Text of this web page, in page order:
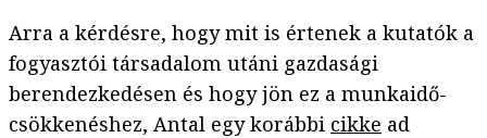
Arra a kérdésre, hogy mit is értenek a kutatók a
fogyasztói társadalom utáni gazdasági
berendezkedésen és hogy jön ez a munkaidő-
csökkenéshez, Antal egy korábbi cikke ad